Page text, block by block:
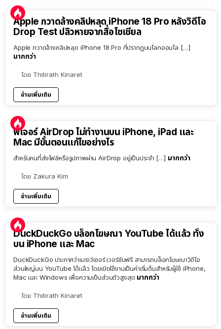
Apple กวาดล้างคลิปหลุด iPhone 18 Pro หลังวิดีโอ
Drop Test ปลิวหายจากสื่อโซเชียล
Apple กวาดล้างคลิปหลุด iPhone 18 Pro ที่ปรากฏบนโลกออนไล […]
มากกว่า
โดย Thitirath Kinaret
อ่านเพิ่มเติม
ฟีเจอร์ AirDrop ไม่ทำงานบน iPhone, iPad และ
Mac มีขั้นตอนแก้ไขอย่างไร
สำหรับคนที่ส่งไฟล์หรือรูปภาพผ่าน AirDrop อยู่เป็นประจำ […] มากกว่า
โดย Zakura Kim
อ่านเพิ่มเติม
DuckDuckGo บล็อกโฆษณา YouTube ได้แล้ว ทั้ง
บน iPhone และ Mac
DuckDuckGo ประกาศว่าเบราว์เซอร์ เวอร์ชันฟรี สามารถบล็อกโฆษณาวิดีโอ
ส่วนใหญ่บน YouTube ได้แล้ว โดยเปิดใช้งานเป็นค่าเริ่มต้นสำหรับผู้ใช้ iPhone,
Mac และ Windows เพื่อความเป็นส่วนตัวสูงสุด มากกว่า
โดย Thitirath Kinaret
อ่านเพิ่มเติม